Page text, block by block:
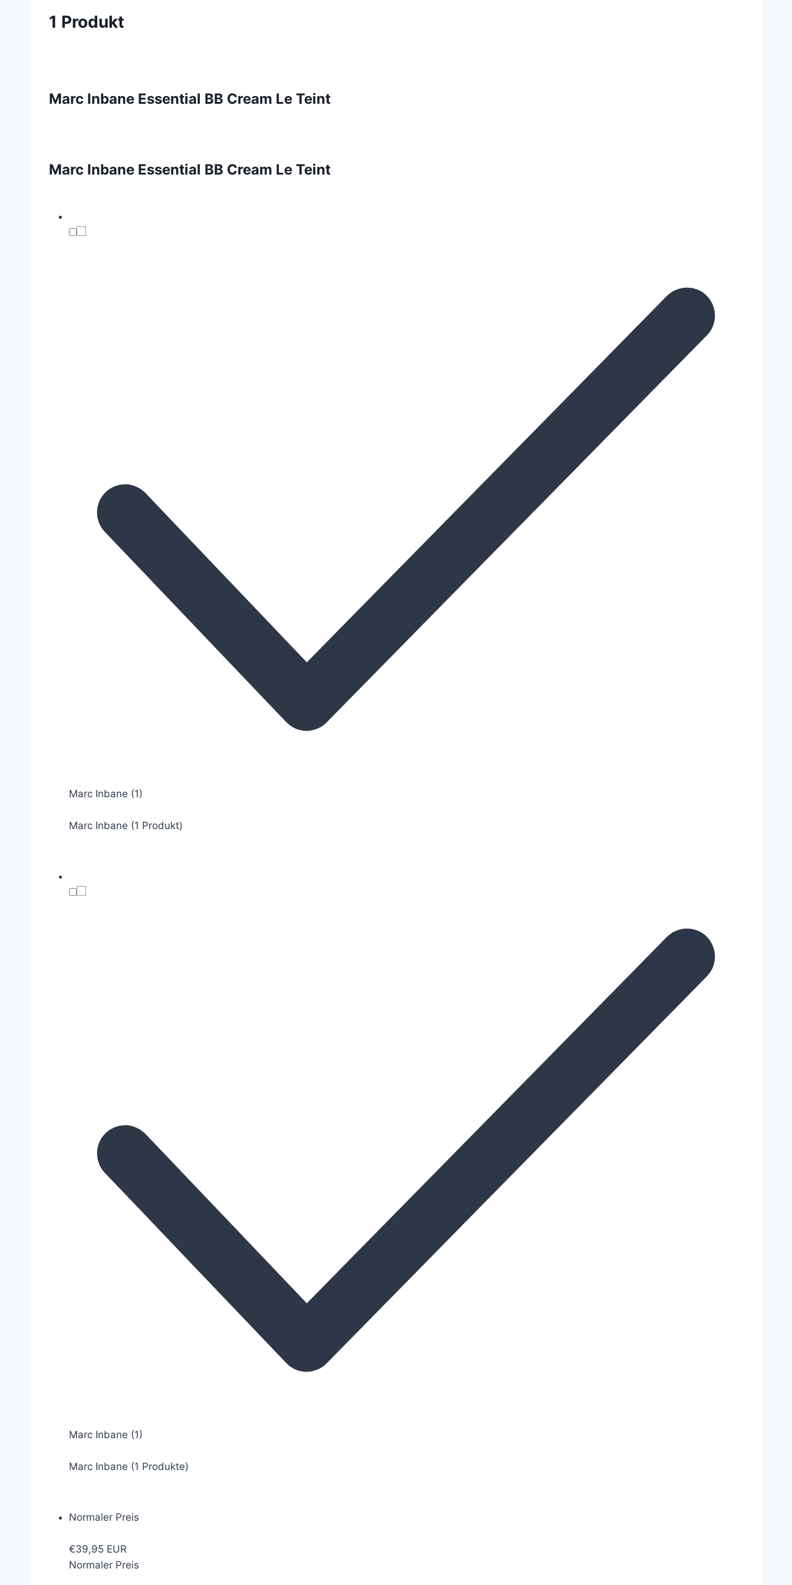
1 Produkt
Marc Inbane Essential BB Cream Le Teint
Marc Inbane Essential BB Cream Le Teint
Marc Inbane (1)
Marc Inbane (1 Produkt)
Marc Inbane (1)
Marc Inbane (1 Produkte)
Normaler Preis
€39,95 EUR
Normaler Preis